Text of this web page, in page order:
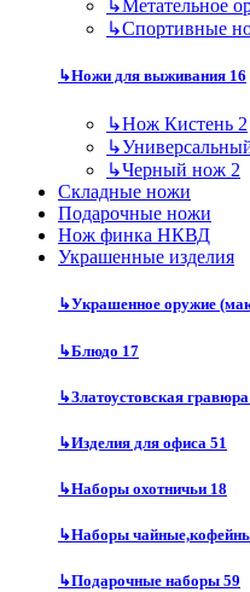
↳Метательное
↳Спортивные
↳Ножи для выживания 16
↳Нож Кистень 2
↳
↳Черный нож 2
Складные ножи
Подарочные ножи
Нож финка НКВД
Украшенные изделия
↳Украшенное оружие
↳Блюдо 17
↳Златоустовская гравюра
↳Изделия для офиса 51
↳Наборы охотничьи 18
↳Наборы
↳Подарочные наборы 59